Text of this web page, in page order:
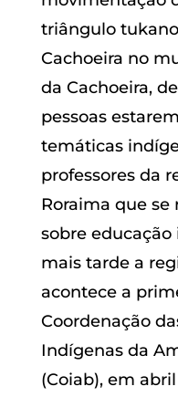
triângulo
Cachoeira no
da Cachoeira,
pessoas
temáticas
professores da
Roraima que
sobre
mais tarde a
acontece a
Coordenação
Indígenas da
(Coiab), em